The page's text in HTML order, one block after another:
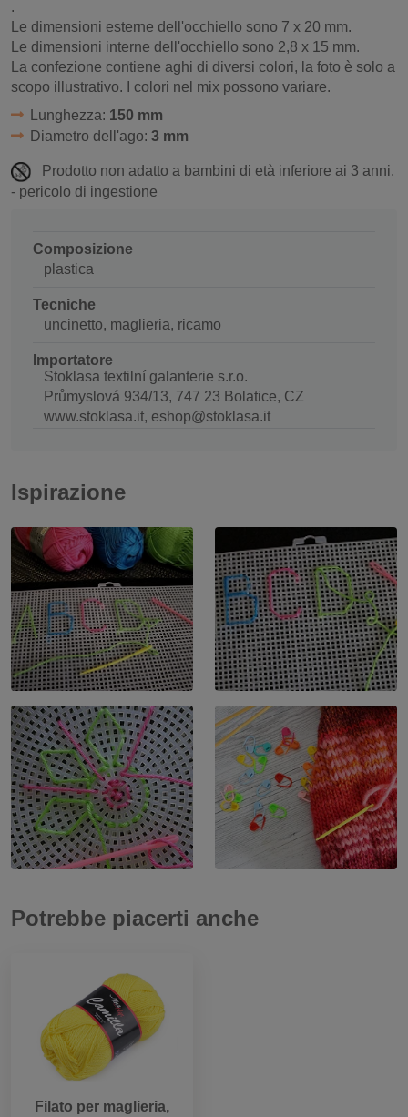
.
Le dimensioni esterne dell'occhiello sono 7 x 20 mm.
Le dimensioni interne dell'occhiello sono 2,8 x 15 mm.
La confezione contiene aghi di diversi colori, la foto è solo a
scopo illustrativo. I colori nel mix possono variare.
Lunghezza: 150 mm
Diametro dell'ago: 3 mm
Prodotto non adatto a bambini di età inferiore ai 3 anni.
- pericolo di ingestione
Composizione
plastica
Tecniche
uncinetto, maglieria, ricamo
Importatore
Stoklasa textilní galanterie s.r.o.
Průmyslová 934/13, 747 23 Bolatice, CZ
www.stoklasa.it, eshop@stoklasa.it
Ispirazione
Potrebbe piacerti anche
Filato per maglieria,